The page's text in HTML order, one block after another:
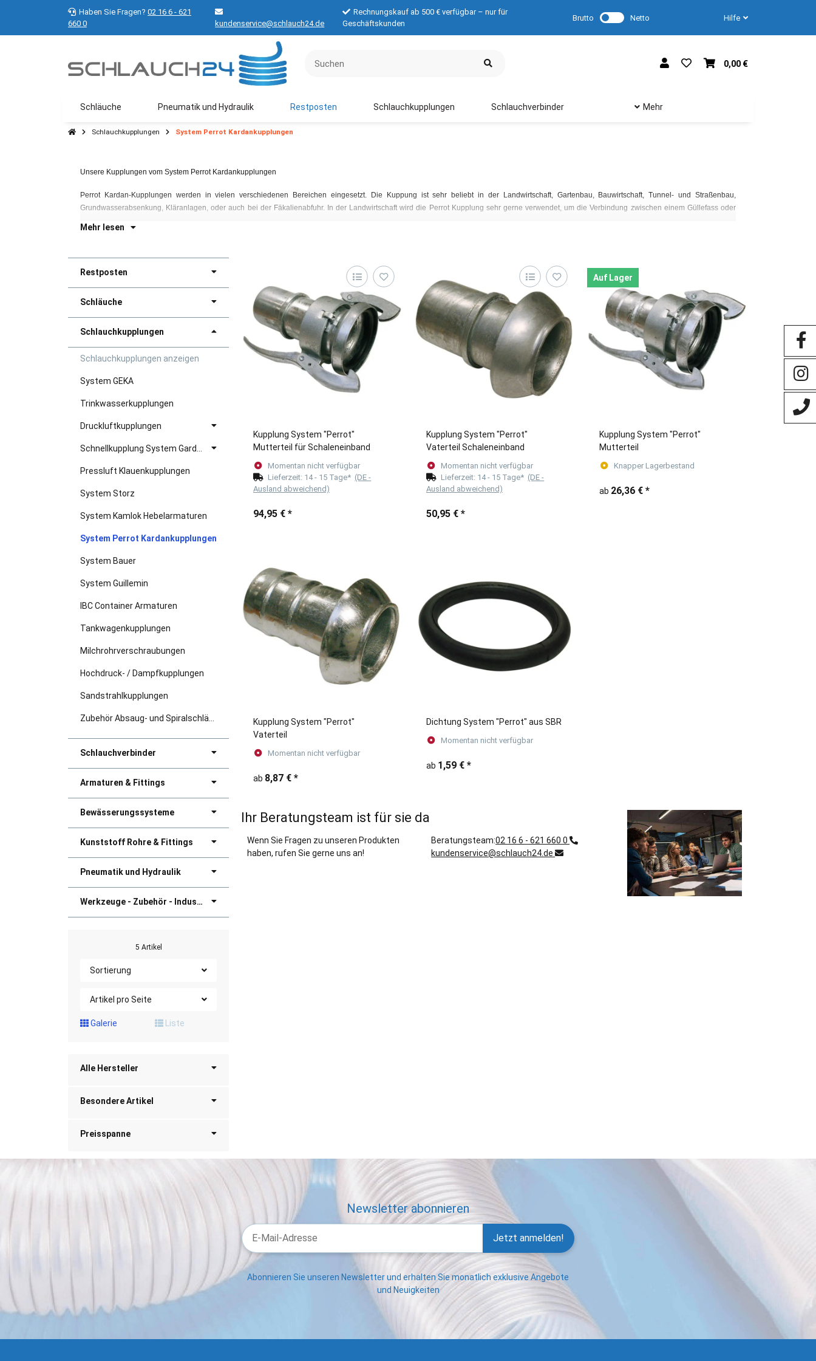
Haben Sie Fragen? 02 16 6 - 621
660 0
kundenservice@schlauch24.de
Rechnungskauf ab 500 € verfügbar – nur für
Geschäftskunden
Brutto Netto Hilfe
0,00 €
Schläuche Pneumatik und Hydraulik Restposten Schlauchkupplungen Schlauchverbinder Mehr
Schlauchkupplungen System Perrot Kardankupplungen
Unsere Kupplungen vom System Perrot Kardankupplungen
Perrot Kardan-Kupplungen werden in vielen verschiedenen Bereichen eingesetzt. Die Kuppung ist sehr beliebt in der Landwirtschaft, Gartenbau, Bauwirtschaft, Tunnel- und Straßenbau,
Grundwasserabsenkung, Kläranlagen, oder auch bei der Fäkalienabfuhr. In der Landwirtschaft wird die Perrot Kupplung sehr gerne verwendet, um die Verbindung zwischen einem Güllefass oder
Mehr lesen
Restposten
Schläuche
Schlauchkupplungen
Schlauchkupplungen anzeigen
System GEKA
Trinkwasserkupplungen
Druckluftkupplungen
Pressluft Klauenkupplungen
System Storz
System Kamlok Hebelarmaturen
System Perrot Kardankupplungen
System Bauer
System Guillemin
IBC Container Armaturen
Tankwagenkupplungen
Milchrohrverschraubungen
Hochdruck- / Dampfkupplungen
Sandstrahlkupplungen
Schlauchverbinder
Armaturen & Fittings
Bewässerungssysteme
Kunststoff Rohre & Fittings
Pneumatik und Hydraulik
Werkzeuge - Zubehör - Industriebedarf
5 Artikel
Sortierung
Artikel pro Seite
Galerie Liste
Alle Hersteller
Besondere Artikel
Preisspanne
Kupplung System "Perrot"
Mutterteil für Schaleneinband
Momentan nicht verfügbar
Lieferzeit: 14 - 15 Tage* (DE -
Ausland abweichend)
94,95 € *
Kupplung System "Perrot"
Vaterteil Schaleneinband
Momentan nicht verfügbar
Lieferzeit: 14 - 15 Tage* (DE -
Ausland abweichend)
50,95 € *
Auf Lager
Kupplung System "Perrot"
Mutterteil
Knapper Lagerbestand
ab 26,36 € *
Kupplung System "Perrot"
Vaterteil
Momentan nicht verfügbar
ab 8,87 € *
Dichtung System "Perrot" aus SBR
Momentan nicht verfügbar
ab 1,59 € *
Ihr Beratungsteam ist für sie da
Wenn Sie Fragen zu unseren Produkten
haben, rufen Sie gerne uns an!
Beratungsteam:02 16 6 - 621 660 0
kundenservice@schlauch24.de
Newsletter abonnieren
Jetzt anmelden!
Abonnieren Sie unseren Newsletter und erhalten Sie monatlich exklusive Angebote
und Neuigkeiten